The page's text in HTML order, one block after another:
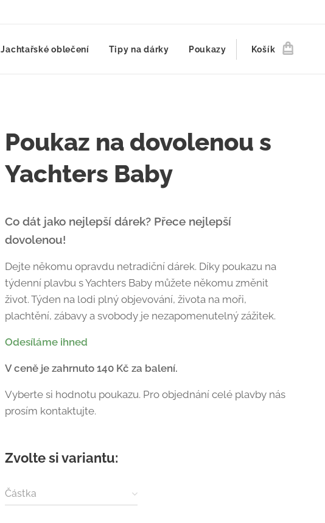
Jachtařské oblečení Tipy na dárky Poukazy Košík
Poukaz na dovolenou s
Yachters Baby
Co dát jako nejlepší dárek? Přece nejlepší
dovolenou!
Dejte někomu opravdu netradiční dárek. Díky poukazu na
týdenní plavbu s Yachters Baby můžete někomu změnit
život. Týden na lodi plný objevování, života na moři,
plachtění, zábavy a svobody je nezapomenutelný zážitek.
Odesíláme ihned
V ceně je zahrnuto 140 Kč za balení.
Vyberte si hodnotu poukazu. Pro objednání celé plavby nás
prosím kontaktujte.
Zvolte si variantu:
Částka